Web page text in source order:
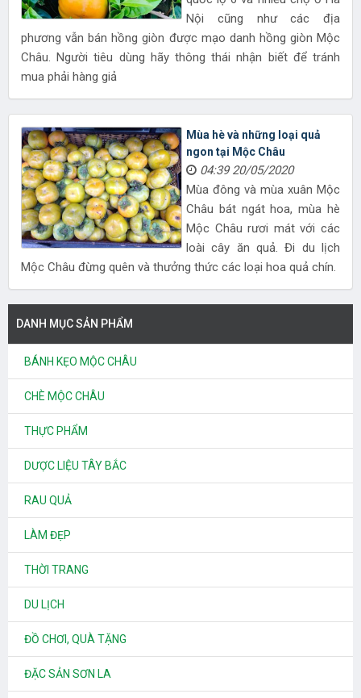
Nội cũng như các địa
phương vẫn bán hồng giòn được mạo danh hồng giòn Mộc
Châu. Người tiêu dùng hãy thông thái nhận biết để tránh
mua phải hàng giả
Mùa hè và những loại quả
ngon tại Mộc Châu
04:39 20/05/2020
Mùa đông và mùa xuân Mộc
Châu bát ngát hoa, mùa hè
Mộc Châu rươi mát với các
loài cây ăn quả. Đi du lịch
Mộc Châu đừng quên và thưởng thức các loại hoa quả chín.
DANH MỤC SẢN PHẨM
BÁNH KẸO MỘC CHÂU
CHÈ MỘC CHÂU
THỰC PHẨM
DƯỢC LIỆU TÂY BẮC
RAU QUẢ
LÀM ĐẸP
THỜI TRANG
DU LỊCH
ĐỒ CHƠI, QUÀ TẶNG
ĐẶC SẢN SƠN LA